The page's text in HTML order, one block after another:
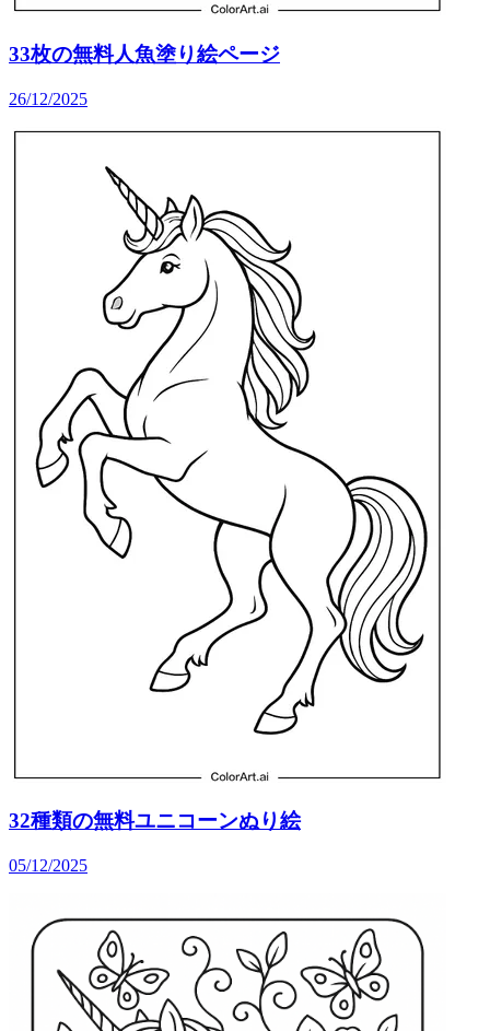
33枚の無料人魚塗り絵ページ
26/12/2025
32種類の無料ユニコーンぬり絵
05/12/2025